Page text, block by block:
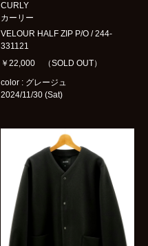
CURLY
カーリー
VELOUR HALF ZIP P/O / 244-
331121
￥22,000 （SOLD OUT）
color : グレージュ
2024/11/30 (Sat)